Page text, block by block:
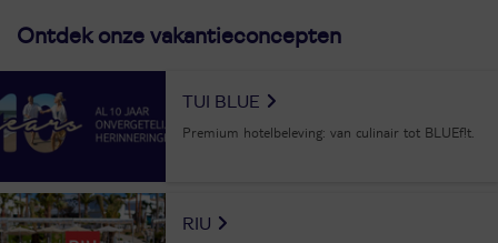
Ontdek onze vakantieconcepten
TUI BLUE
Premium hotelbeleving: van culinair tot BLUEf!t.
RIU